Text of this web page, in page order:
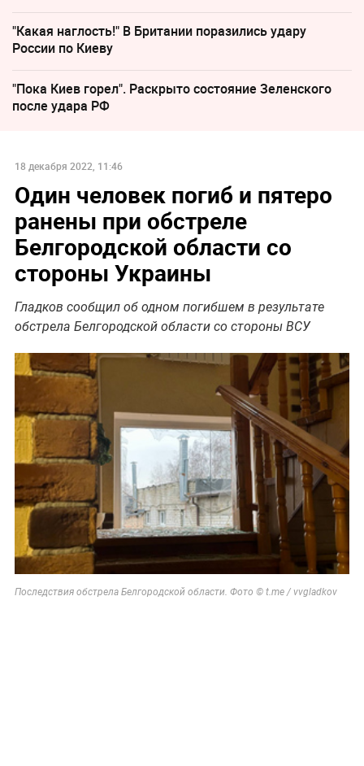
"Какая наглость!" В Британии поразились удару
России по Киеву
"Пока Киев горел". Раскрыто состояние Зеленского
после удара РФ
18 декабря 2022, 11:46
Один человек погиб и пятеро
ранены при обстреле
Белгородской области со
стороны Украины
Гладков сообщил об одном погибшем в результате
обстрела Белгородской области со стороны ВСУ
Последствия обстрела Белгородской области. Фото © t.me / vvgladkov